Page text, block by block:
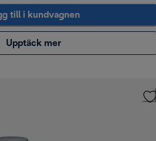
till i kundvagnen
Upptäck mer